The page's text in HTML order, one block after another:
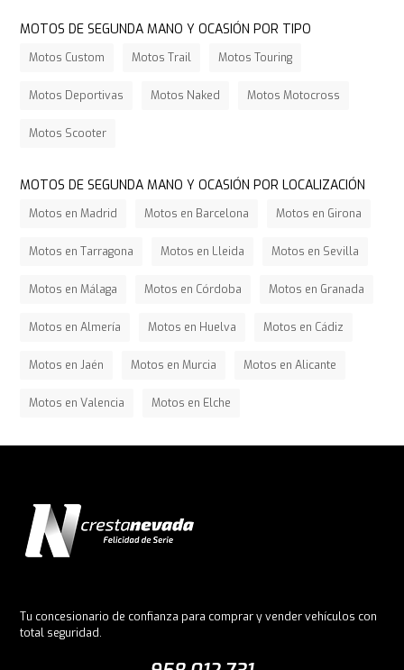
MOTOS DE SEGUNDA MANO Y OCASIÓN POR TIPO
Motos Custom Motos Trail Motos Touring
Motos Deportivas Motos Naked Motos Motocross
Motos Scooter
MOTOS DE SEGUNDA MANO Y OCASIÓN POR LOCALIZACIÓN
Motos en Madrid Motos en Barcelona Motos en Girona
Motos en Tarragona Motos en Lleida Motos en Sevilla
Motos en Málaga Motos en Córdoba Motos en Granada
Motos en Almería Motos en Huelva Motos en Cádiz
Motos en Jaén Motos en Murcia Motos en Alicante
Motos en Valencia Motos en Elche
Tu concesionario de confianza para comprar y vender vehículos con
total seguridad.